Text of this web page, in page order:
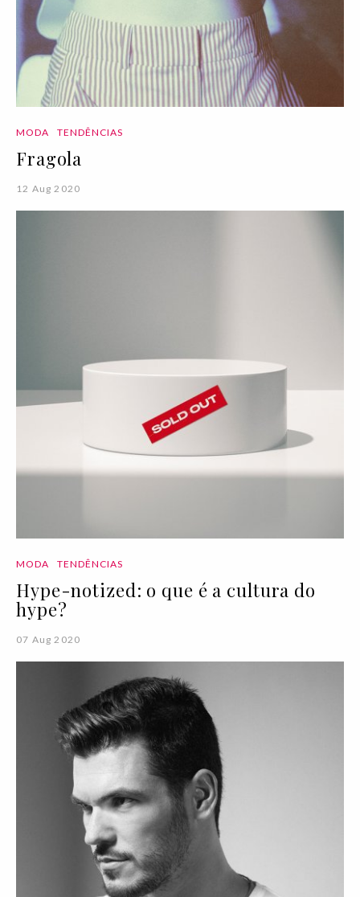
MODA TENDÊNCIAS
Fragola
12 Aug 2020
MODA TENDÊNCIAS
Hype-notized: o que é a cultura do
hype?
07 Aug 2020